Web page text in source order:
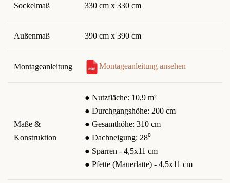
Sockelmaß 330 cm x 330 cm
Außenmaß 390 cm x 390 cm
Montageanleitung Montageanleitung ansehen
Maße &
Konstruktion
● Nutzfläche: 10,9 m²
● Durchgangshöhe: 200 cm
● Gesamthöhe: 310 cm
● Dachneigung: 28⁰
● Sparren - 4,5x11 cm
● Pfette (Mauerlatte) - 4,5x11 cm